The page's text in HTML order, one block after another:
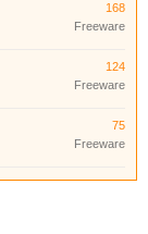
168
Freeware
124
Freeware
75
Freeware